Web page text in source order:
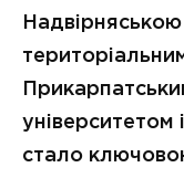
університетом
стало